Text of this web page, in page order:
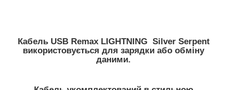
Кабель USB Remax LIGHTNING Silver Serpent
використовується для зарядки або обміну
даними.